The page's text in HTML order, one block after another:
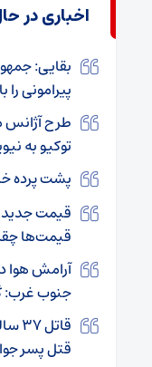
اخباری در
بقایی:
پیرامونی
طرح آژانس
توکیو به
پشت پرده
قیمت جدید
قیمت‌ها
آرامش هوا
جنوب غرب:
قتل پسر